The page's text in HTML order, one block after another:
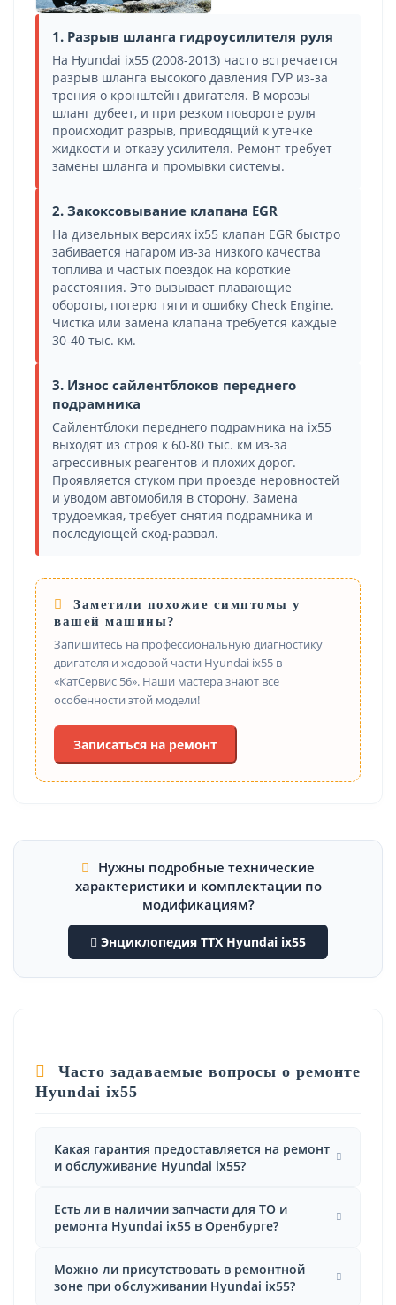
1. Разрыв шланга гидроусилителя руля
На Hyundai ix55 (2008-2013) часто встречается
разрыв шланга высокого давления ГУР из-за
трения о кронштейн двигателя. В морозы
шланг дубеет, и при резком повороте руля
происходит разрыв, приводящий к утечке
жидкости и отказу усилителя. Ремонт требует
замены шланга и промывки системы.
2. Закоксовывание клапана EGR
На дизельных версиях ix55 клапан EGR быстро
забивается нагаром из-за низкого качества
топлива и частых поездок на короткие
расстояния. Это вызывает плавающие
обороты, потерю тяги и ошибку Check Engine.
Чистка или замена клапана требуется каждые
30-40 тыс. км.
3. Износ сайлентблоков переднего
подрамника
Сайлентблоки переднего подрамника на ix55
выходят из строя к 60-80 тыс. км из-за
агрессивных реагентов и плохих дорог.
Проявляется стуком при проезде неровностей
и уводом автомобиля в сторону. Замена
трудоемкая, требует снятия подрамника и
последующей сход-развал.
Заметили похожие симптомы у
вашей машины?
Запишитесь на профессиональную диагностику
двигателя и ходовой части Hyundai ix55 в
«КатСервис 56». Наши мастера знают все
особенности этой модели!
Записаться на ремонт
Нужны подробные технические
характеристики и комплектации по
модификациям?
Энциклопедия ТТХ Hyundai ix55
Часто задаваемые вопросы о ремонте
Hyundai ix55
Какая гарантия предоставляется на ремонт
и обслуживание Hyundai ix55?
Есть ли в наличии запчасти для ТО и
ремонта Hyundai ix55 в Оренбурге?
Можно ли присутствовать в ремонтной
зоне при обслуживании Hyundai ix55?